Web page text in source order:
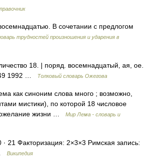
В сочетании с предлогом
трудностей произношения и ударения в
18. | поряд. восемнадцатый, ая, ое.
1992 …
Толковый словарь Ожегова
как синоним слова много ; возможно,
мистики), по которой 18 числовое
жизни …
Мир Лема - словарь и
21 Факторизация: 2×3×3 Римская запись:
Википедия